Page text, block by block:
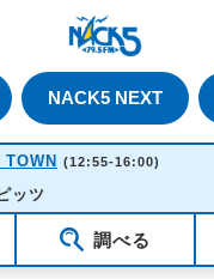
NACK5 NEXT
(12:55-16:00)
13:13
ツ
調べる